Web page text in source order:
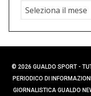
A
r
c
h
i
v
i
© 2026 GUALDO SPORT -
PERIODICO DI
GIORNALISTICA GUALDO